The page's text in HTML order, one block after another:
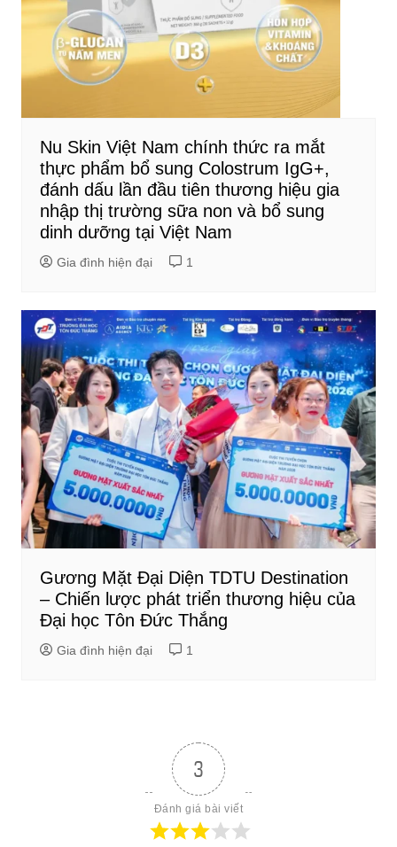
Nu Skin Việt Nam chính thức ra mắt
thực phẩm bổ sung Colostrum IgG+,
đánh dấu lần đầu tiên thương hiệu gia
nhập thị trường sữa non và bổ sung
dinh dưỡng tại Việt Nam
Gia đình hiện đại 1
Gương Mặt Đại Diện TDTU Destination
– Chiến lược phát triển thương hiệu của
Đại học Tôn Đức Thắng
Gia đình hiện đại 1
3
Đánh giá bài viết